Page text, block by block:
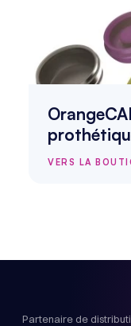
VERS LA
Partenaire de